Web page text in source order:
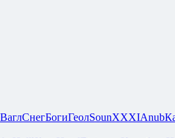
ВаглСнегБогиГеолSounXXXIAnub